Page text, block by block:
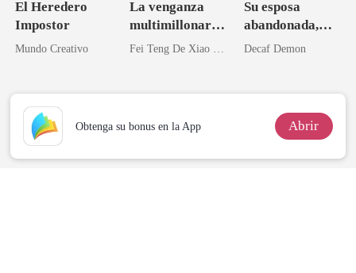
El Heredero
Impostor
Mundo Creativo
La venganza
multimillonaria
secreta de la
Su esposa
abandonada,
ahora intocable
Decaf Demon
Obtenga su bonus en la App Abrir